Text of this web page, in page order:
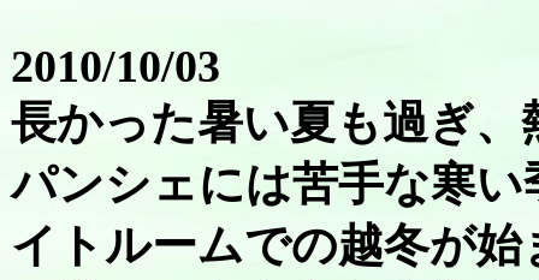
2010/10/03
長かった暑い夏も過ぎ
パンシェには苦手な寒
イトルームでの越冬が